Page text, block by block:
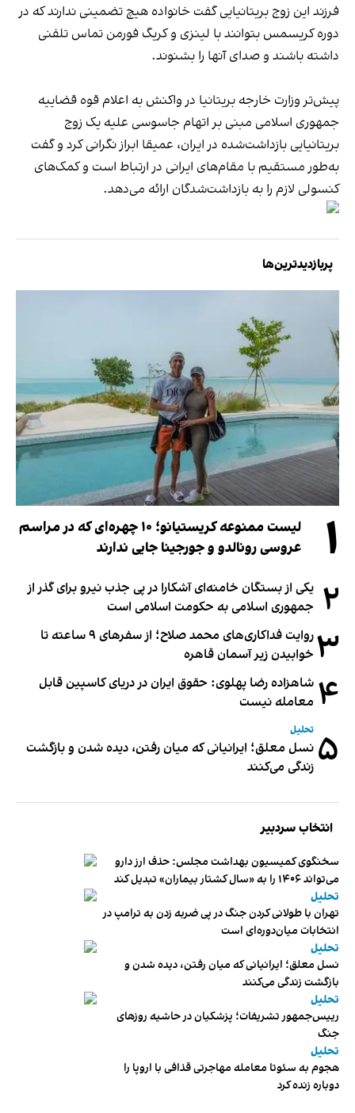
فرزند این زوج بریتانیایی گفت خانواده هیچ تضمینی ندارند که در
دوره کریسمس بتوانند با لینزی و کریگ فورمن تماس تلفنی
داشته باشند و صدای آنها را بشنوند.
پیش‌تر وزارت خارجه بریتانیا در واکنش به اعلام قوه قضاییه
جمهوری اسلامی مبنی بر اتهام جاسوسی علیه یک زوج
بریتانیایی بازداشت‌شده در ایران، عمیقا ابراز نگرانی کرد و گفت
به‌طور مستقیم با مقام‌های ایرانی در ارتباط است و کمک‌های
کنسولی لازم را به بازداشت‌شدگان ارائه می‌دهد.
پربازدیدترین‌ها
۱
لیست ممنوعه کریستیانو؛ ۱۰ چهره‌ای که در مراسم
عروسی رونالدو و جورجینا جایی ندارند
۲ یکی از بستگان خامنه‌ای آشکارا در پی جذب نیرو برای گذر از
جمهوری اسلامی به حکومت اسلامی است
۳
روایت فداکاری‌های محمد صلاح؛ از سفرهای ۹ ساعته تا
خوابیدن زیر آسمان قاهره
۴ شاهزاده رضا پهلوی: حقوق ایران در دریای کاسپین قابل
معامله نیست
۵ تحلیل
نسل معلق؛ ایرانیانی که میان رفتن، دیده شدن و بازگشت
زندگی می‌کنند
انتخاب سردبیر
سخنگوی کمیسیون بهداشت مجلس: حذف ارز دارو
می‌تواند ۱۴۰۶ را به «سال کشتار بیماران» تبدیل کند
تحلیل
تهران با طولانی کردن جنگ در پی ضربه زدن به ترامپ در
انتخابات میان‌دوره‌ای است
تحلیل
نسل معلق؛ ایرانیانی که میان رفتن، دیده شدن و
بازگشت زندگی می‌کنند
تحلیل
رییس‌جمهور تشریفات؛ پزشکیان در حاشیه روزهای
جنگ
تحلیل
هجوم به سئوتا معامله مهاجرتی قذافی با اروپا را
دوباره زنده کرد